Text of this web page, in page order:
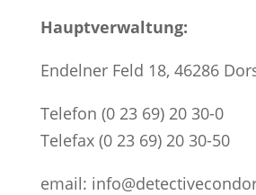
Hauptverwaltung:
Endelner Feld 18, 46286
Telefon (0 23 69) 20 30-0
Telefax (0 23 69) 20 30-50
email: